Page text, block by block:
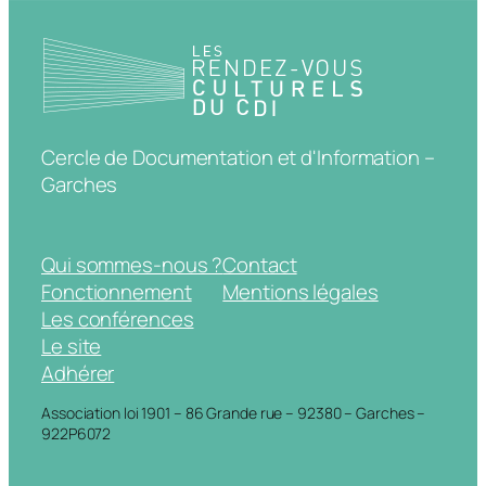
Cercle de Documentation et d'Information –
Garches
Qui sommes-nous ?
Fonctionnement
Les conférences
Le site
Adhérer
Contact
Mentions légales
Association loi 1901 – 86 Grande rue – 92380 – Garches –
922P6072